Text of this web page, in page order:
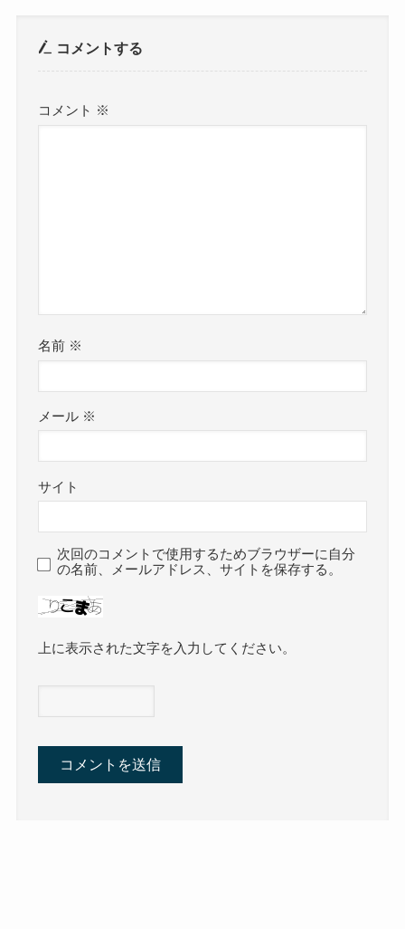
コメントする
コメント ※
名前 ※
メール ※
サイト
次回のコメントで使用するためブラウザーに自分
の名前、メールアドレス、サイトを保存する。
上に表示された文字を入力してください。